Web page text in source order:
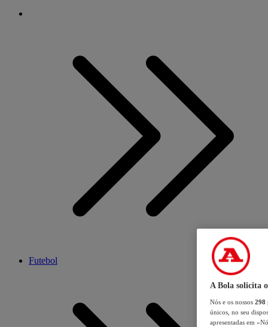
Futebol
A Bola solicita
Nós e os nossos 298
únicos, no seu
apresentadas em